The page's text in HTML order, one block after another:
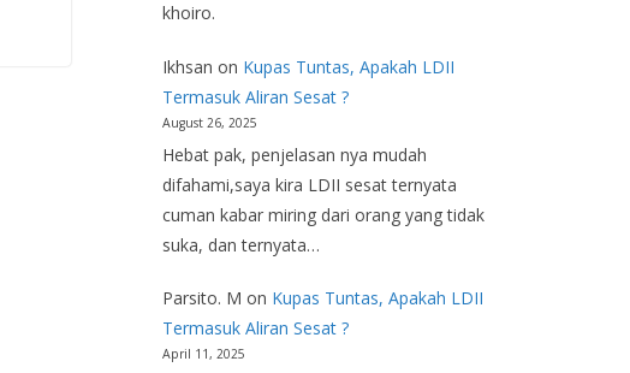
khoiro.
Ikhsan on Kupas Tuntas, Apakah LDII
Termasuk Aliran Sesat ?
August 26, 2025
Hebat pak, penjelasan nya mudah
difahami,saya kira LDII sesat ternyata
cuman kabar miring dari orang yang tidak
suka, dan ternyata…
Parsito. M on Kupas Tuntas, Apakah LDII
Termasuk Aliran Sesat ?
April 11, 2025